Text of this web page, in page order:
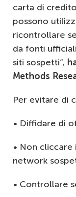
carta di
possono
ricontrollare
da fonti
siti sospetti”,
Methods
Per evitare di
• Diffidare di
• Non cliccare
network
• Controllare